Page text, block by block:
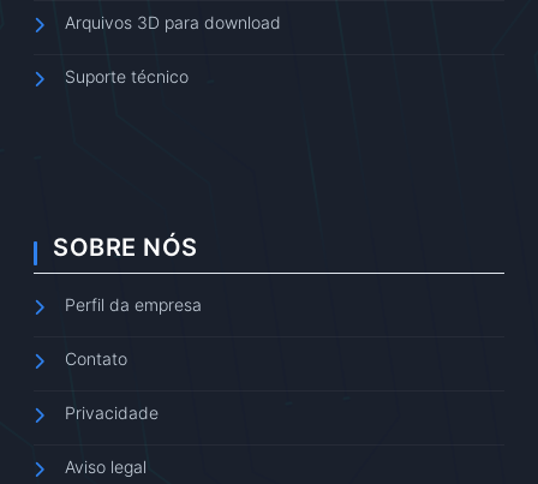
Arquivos 3D para download
Suporte técnico
SOBRE NÓS
Perfil da empresa
Contato
Privacidade
Aviso legal